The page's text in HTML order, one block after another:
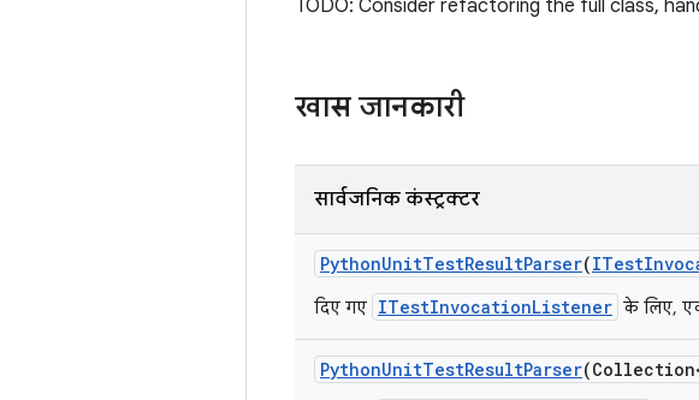
TODO: Consider refactoring the full class,
खास जानकारी
सार्वजनिक कंस्ट्रक्टर
PythonUnitTestResultParser(ITest
दिए गए ITestInvocationListener के लिए,
PythonUnitTestResultParser